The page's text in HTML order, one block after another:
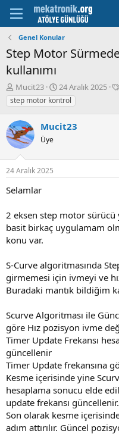
Genel Konular
Step Motor
kullanımı
K
o
n
u
y
u
b
a
ş
a
a
n
Mucit23
B
a
ş
a
t
24 Aralık 2025
step motor kontrol
Mucit23
Üye
24 Aralık 2025
Selamlar
2 eksen step motor
basit birkaç uygulamam
konu var.
S-Curve algoritmasında
girmemesi için ivmeyi ve
Buradaki mantık bildiğim
Scurve Algoritması ile
göre Hız pozisyon ivme
Timer Update Frekansı
güncellenir
Timer Update frekansına
Kesme içerisinde yine
hesaplama sonucu elde
update frekansı güncellenir.
Son olarak kesme
adım attırılır. Güncel